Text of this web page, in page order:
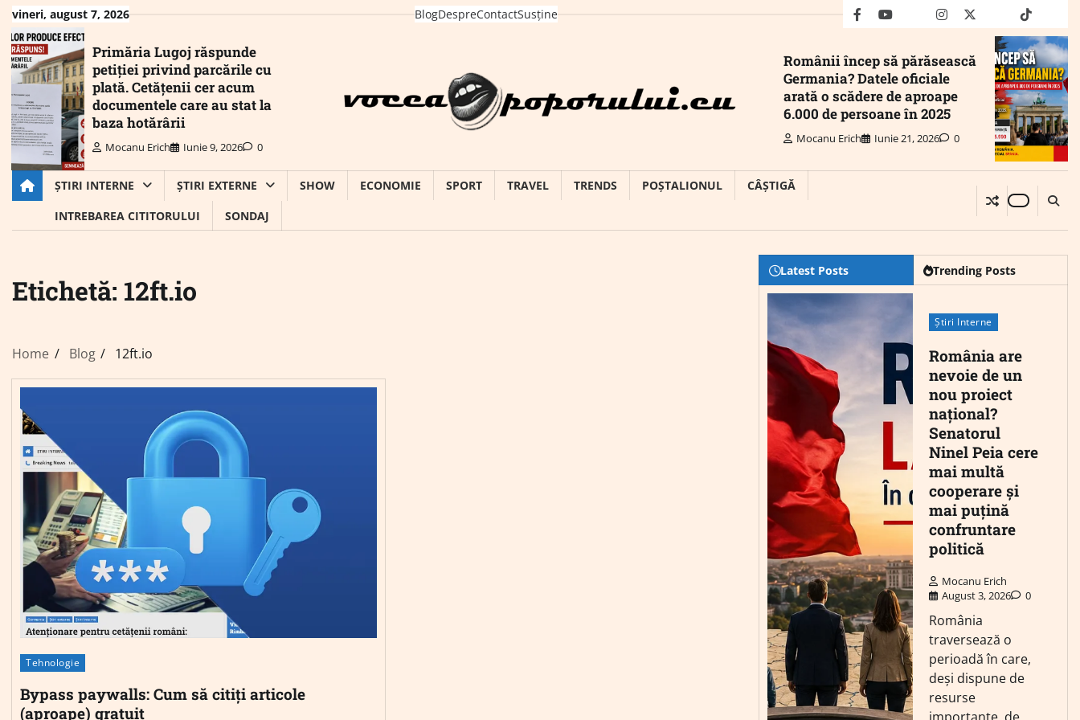
Skip
content
vineri, august 7, 2026 BlogDespreContactSusține facebookyoutubeMailinstagram
twitter truthtiktok
Primăria Lugoj răspunde
petiției privind parcările cu
plată. Cetățenii cer acum
documentele care au stat la
baza hotărârii
Mocanu Erich Iunie 9, 2026 0
Românii încep să părăsească
Germania? Datele oficiale
arată o scădere de aproape
6.000 de persoane în 2025
Mocanu Erich Iunie 21, 2026 0
ȘTIRI INTERNE ȘTIRI EXTERNE SHOW ECONOMIE SPORT TRAVEL TRENDS POȘTALIONUL
CÂȘTIGĂ
INTREBAREA CITITORULUI
SONDAJ
Etichetă: 12ft.io
Home Blog 12ft.io
Tehnologie
Bypass paywalls: Cum să citiți articole
(aproape) gratuit
Latest Posts Trending Posts
Știri Interne
România are
nevoie de un
nou proiect
național?
Senatorul
Ninel Peia cere
mai multă
cooperare și
mai puțină
confruntare
politică
Mocanu Erich
August 3, 2026
0
România
traversează o
perioadă în care,
deși dispune de
resurse